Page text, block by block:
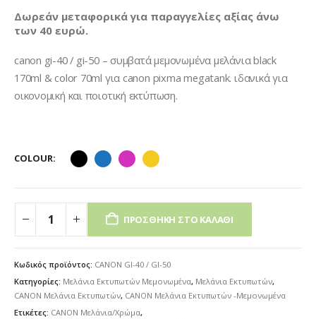
Δωρεάν μεταφορικά για παραγγελίες αξίας άνω
των 40 ευρώ.
canon gi-40 / gi-50 – συμβατά μεμονωμένα μελάνια black
170ml & color 70ml για canon pixma megatank. ιδανικά για
οικονομική και ποιοτική εκτύπωση.
COLOUR
ΠΡΟΣΘΉΚΗ ΣΤΟ ΚΑΛΆΘΙ
Κωδικός προϊόντος: CANON GI-40 / GI-50
Κατηγορίες: Μελάνια Εκτυπωτών Μεμονωμένα, Μελάνια Εκτυπωτών,
CANON Μελάνια Εκτυπωτών, CANON Μελάνια Εκτυπωτών -Μεμονωμένα
Ετικέτες: CANON Μελάνια/Χρώμα,